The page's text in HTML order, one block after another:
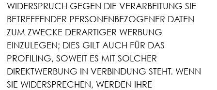
WIDERSPRUCH GEGEN DIE VERARBEITUNG SIE
BETREFFENDER PERSONENBEZOGENER DATEN
ZUM ZWECKE DERARTIGER WERBUNG
EINZULEGEN; DIES GILT AUCH FÜR DAS
PROFILING, SOWEIT ES MIT SOLCHER
DIREKTWERBUNG IN VERBINDUNG STEHT. WENN
SIE WIDERSPRECHEN, WERDEN IHRE